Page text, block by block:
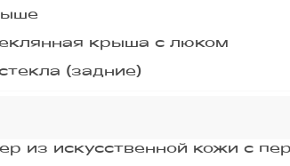
крыша с люком
(задние)
из искусственной кожи с